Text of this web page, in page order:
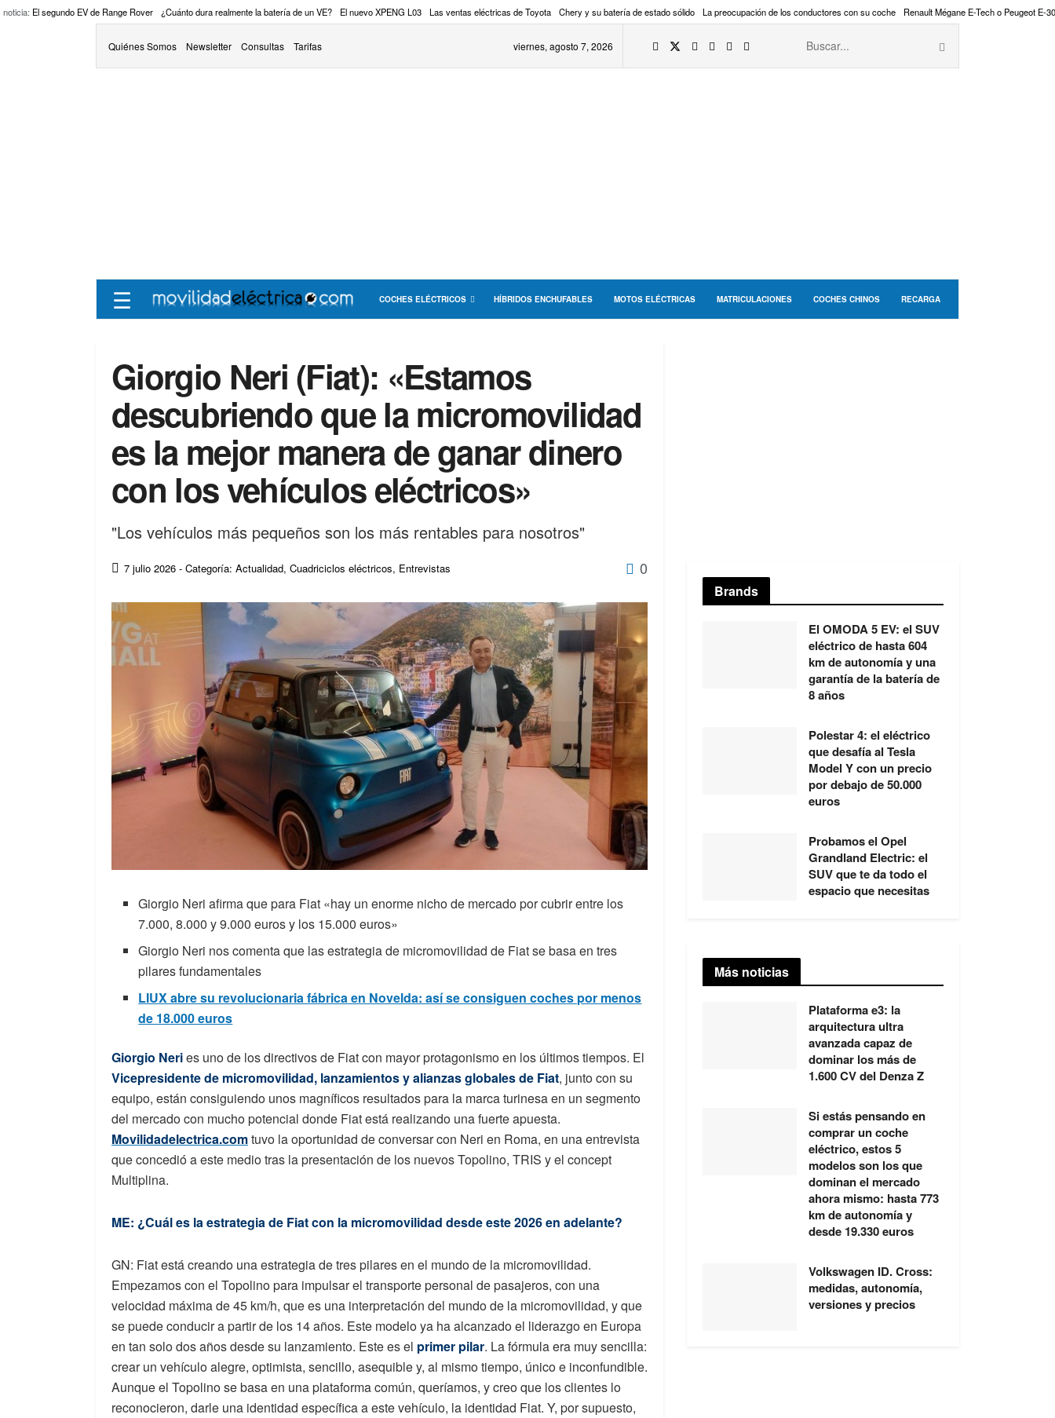
noticia: El segundo EV de Range Rover ¿Cuánto dura realmente la batería de un VE? El nuevo XPENG L03 Las ventas eléctricas de Toyota Chery y su batería de estado sólido La preocupación de los conductores con su coche Renault Mégane E-Tech o Peugeot E-
Quiénes Somos Newsletter Consultas Tarifas viernes, agosto 7, 2026
☰ COCHES ELÉCTRICOS HÍBRIDOS ENCHUFABLES MOTOS ELÉCTRICAS MATRICULACIONES COCHES CHINOS RECARGA
Giorgio Neri (Fiat): «Estamos
descubriendo que la micromovilidad
es la mejor manera de ganar dinero
con los vehículos eléctricos»
"Los vehículos más pequeños son los más rentables para nosotros"
7 julio 2026 - Categoría: Actualidad, Cuadriciclos eléctricos, Entrevistas 0
Giorgio Neri afirma que para Fiat «hay un enorme nicho de mercado por cubrir entre los
7.000, 8.000 y 9.000 euros y los 15.000 euros»
Giorgio Neri nos comenta que las estrategia de micromovilidad de Fiat se basa en tres
pilares fundamentales
LIUX abre su revolucionaria fábrica en Novelda: así se consiguen coches por menos
de 18.000 euros
Giorgio Neries uno de los directivos de Fiat con mayor protagonismo en los últimos tiempos. El
Vicepresidente de micromovilidad, lanzamientos y alianzas globales de Fiat, junto con su
equipo, están consiguiendo unos magníficos resultados para la marca turinesa en un segmento
del mercado con mucho potencial donde Fiat está realizando una fuerte apuesta.
Movilidadelectrica.comtuvo la oportunidad de conversar con Neri en Roma, en una entrevista
que concedió a este medio tras la presentación de los nuevos Topolino, TRIS y el concept
Multiplina.
ME: ¿Cuál es la estrategia de Fiat con la micromovilidad desde este 2026 en adelante?
GN: Fiat está creando una estrategia de tres pilares en el mundo de la micromovilidad.
Empezamos con el Topolino para impulsar el transporte personal de pasajeros, con una
velocidad máxima de 45 km/h, que es una interpretación del mundo de la micromovilidad, y que
se puede conducir a partir de los 14 años. Este modelo ya ha alcanzado el liderazgo en Europa
en tan solo dos años desde su lanzamiento. Este es el primer pilar. La fórmula era muy sencilla:
crear un vehículo alegre, optimista, sencillo, asequible y, al mismo tiempo, único e inconfundible.
Aunque el Topolino se basa en una plataforma común, queríamos, y creo que los clientes lo
reconocieron, darle una identidad específica a este vehículo, la identidad Fiat. Y, por supuesto,
Brands
El OMODA 5 EV: el SUV
eléctrico de hasta 604
km de autonomía y una
garantía de la batería de
8 años
Polestar 4: el eléctrico
que desafía al Tesla
Model Y con un precio
por debajo de 50.000
euros
Probamos el Opel
Grandland Electric: el
SUV que te da todo el
espacio que necesitas
Más noticias
Plataforma e3: la
arquitectura ultra
avanzada capaz de
dominar los más de
1.600 CV del Denza Z
Si estás pensando en
comprar un coche
eléctrico, estos 5
modelos son los que
dominan el mercado
ahora mismo: hasta 773
km de autonomía y
desde 19.330 euros
Volkswagen ID. Cross:
medidas, autonomía,
versiones y precios